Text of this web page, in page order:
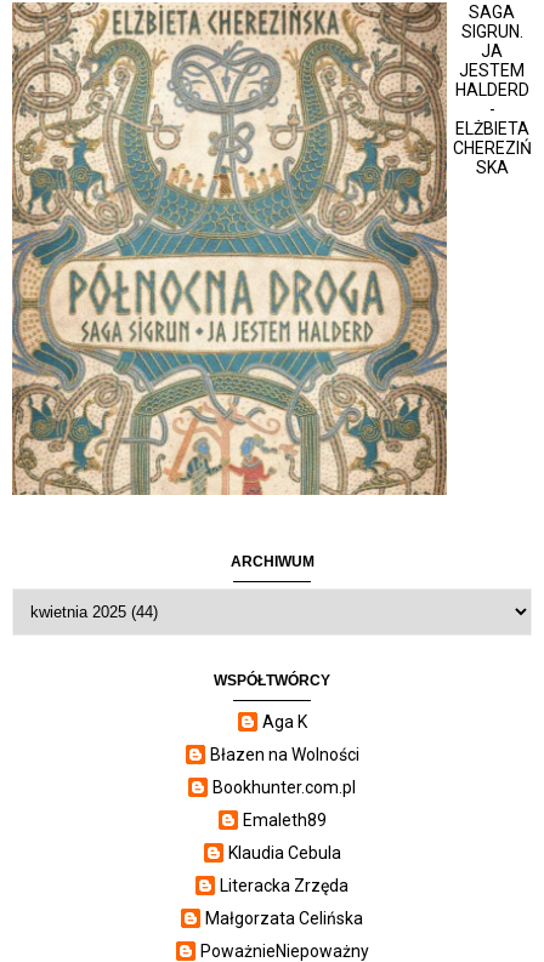
SAGA
SIGRUN.
JA
JESTEM
HALDERD
-
ELŻBIETA
CHEREZIŃ
SKA
ARCHIWUM
WSPÓŁTWÓRCY
Aga K
Błazen na Wolności
Bookhunter.com.pl
Emaleth89
Klaudia Cebula
Literacka Zrzęda
Małgorzata Celińska
PoważnieNiepoważny